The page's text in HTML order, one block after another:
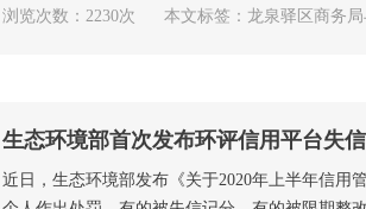
浏览次数：2230次 本文标签：龙泉驿区商务
生态环境部首次发布环评信用平台失
近日，生态环境部发布《关于2020年上半年信用